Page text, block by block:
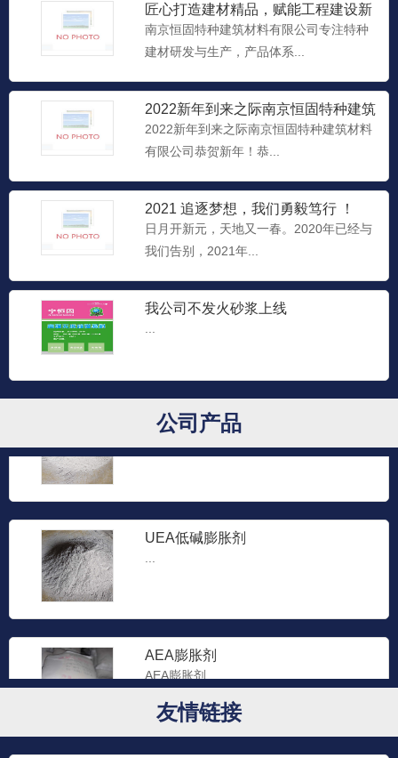
匠心打造建材精品，赋能工程建设新
高度
南京恒固特种建筑材料有限公司专注特种
建材研发与生产，产品体系...
2022新年到来之际南京恒固特种建筑
材料有限公司恭贺新年
2022新年到来之际南京恒固特种建筑材料
有限公司恭贺新年！恭...
2021 追逐梦想，我们勇毅笃行 ！
日月开新元，天地又一春。2020年已经与
我们告别，2021年...
我公司不发火砂浆上线
公司产品
超强灌浆料
超强灌浆料...
UEA高效膨胀剂
UEA低碱膨胀剂
AEA膨胀剂
AEA膨胀剂...
友情链接